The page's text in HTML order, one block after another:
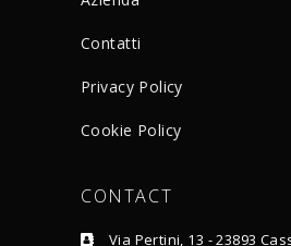
Contatti
Privacy Policy
Cookie Policy
CONTACT
Via Pertini, 13 - 23893